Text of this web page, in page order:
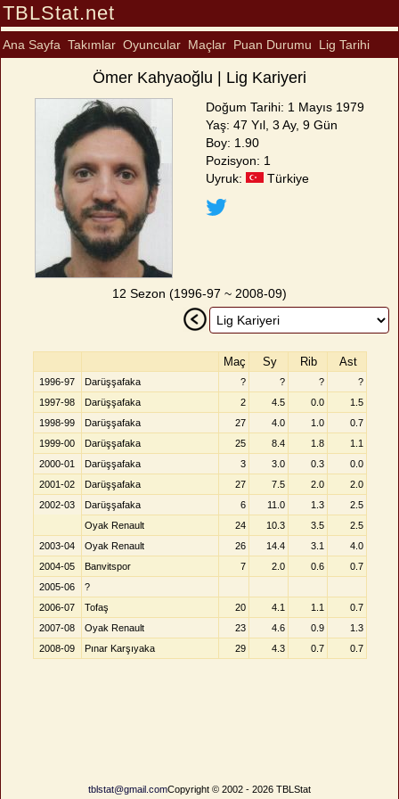
TBLStat.net
Ana Sayfa Takımlar Oyuncular Maçlar Puan Durumu Lig Tarihi
Ömer Kahyaoğlu | Lig Kariyeri
Doğum Tarihi: 1 Mayıs 1979
Yaş: 47 Yıl, 3 Ay, 9 Gün
Boy: 1.90
Pozisyon: 1
Uyruk:
Türkiye
12 Sezon (1996-97 ~ 2008-09)
Maç Sy Rib Ast
1996-97 Darüşşafaka ? ? ?
?
1997-98
Darüşşafaka 2 4.5 0.0
1.5
1998-99
Darüşşafaka 27 4.0 1.0
0.7
1999-00
Darüşşafaka 25 8.4 1.8
1.1
2000-01
Darüşşafaka 3 3.0 0.3
0.0
2001-02
Darüşşafaka 27 7.5 2.0
2.0
2002-03
Darüşşafaka 6 11.0 1.3
2.5
Oyak Renault
24 10.3 3.5
2.5
2003-04
Oyak Renault 26 14.4 3.1
4.0
2004-05
Banvitspor 7 2.0 0.6
0.7
2005-06
?
2006-07
Tofaş 20 4.1 1.1
0.7
2007-08
Oyak Renault 23 4.6 0.9
1.3
2008-09
Pınar Karşıyaka 29 4.3 0.7 0.7
tblstat@gmail.comCopyright © 2002 - 2026 TBLStat